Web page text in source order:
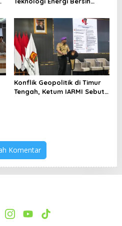
Konflik Geopolitik di Timur
Tengah, Ketum IARMI Sebut
Komentar